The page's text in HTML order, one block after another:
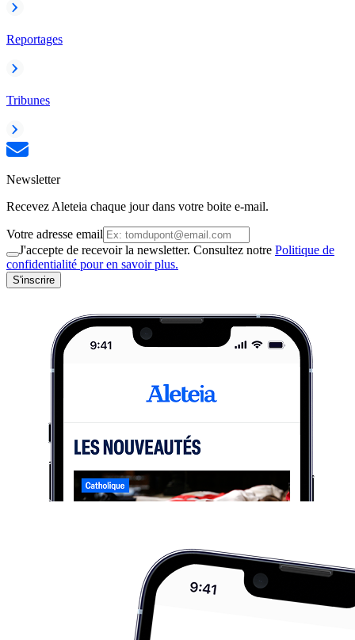
Reportages
Tribunes
Newsletter
Recevez Aleteia chaque jour dans votre boite e-mail.
Votre adresse email
J'accepte de recevoir la newsletter. Consultez notre Politique de
confidentialité pour en savoir plus.
S'inscrire